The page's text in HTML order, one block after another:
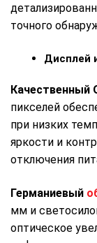
точного
Дисплей
Качественный
пикселей
при низких
яркости и
отключения
Германиевый
мм и
оптическое